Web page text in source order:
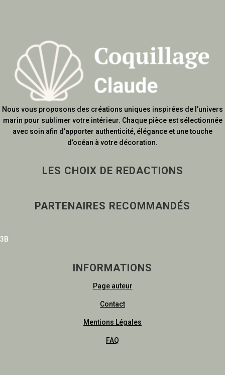
Nous vous proposons des créations uniques inspirées de l’univers
marin pour sublimer votre intérieur. Chaque pièce est sélectionnée
avec soin afin d’apporter authenticité, élégance et une touche
d’océan à votre décoration.
LES CHOIX DE REDACTIONS
PARTENAIRES RECOMMANDÉS
3B
INFORMATIONS
Page auteur
Contact
Mentions Légales
FAQ